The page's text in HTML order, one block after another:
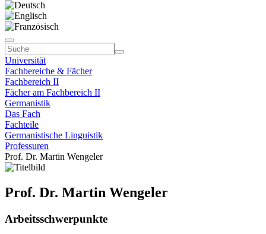
Universität
Fachbereiche & Fächer
Fachbereich II
Fächer am Fachbereich II
Germanistik
Das Fach
Fachteile
Germanistische Linguistik
Professuren
Prof. Dr. Martin Wengeler
Prof. Dr. Martin Wengeler
Arbeitsschwerpunkte